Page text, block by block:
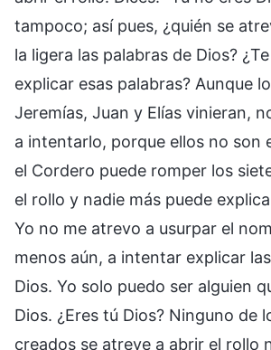
tampoco; así pues, ¿quién se
la ligera las palabras de Dios?
explicar esas palabras? Aunque
Jeremías, Juan y Elías vinieran,
a intentarlo, porque ellos no son
el Cordero puede romper los
el rollo y nadie más puede
Yo no me atrevo a usurpar el
menos aún, a intentar explicar
Dios. Yo solo puedo ser alguien
Dios. ¿Eres tú Dios? Ninguno de
creados se atreve a abrir el rollo